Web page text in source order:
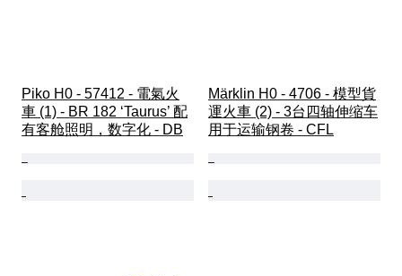
Piko H0 - 57412 - 電氣火
車 (1) - BR 182 ‘Taurus’ 配
有客舱照明，数字化 - DB
Märklin H0 - 4706 - 模型貨
運火車 (2) - 3台四轴伸缩车
用于运输钢卷 - CFL